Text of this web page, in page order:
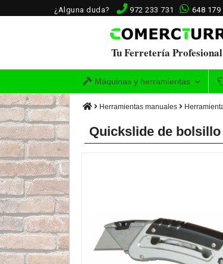
¿Alguna duda? 972 233 731 648 179
Tu Ferretería
Máquinas y herramientas
Herramientas manuales
Quickslide de